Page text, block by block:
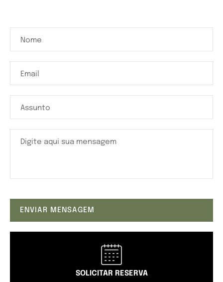
Nome
Email
Assunto
Digite aqui sua mensagem
SOLICITAR RESERVA